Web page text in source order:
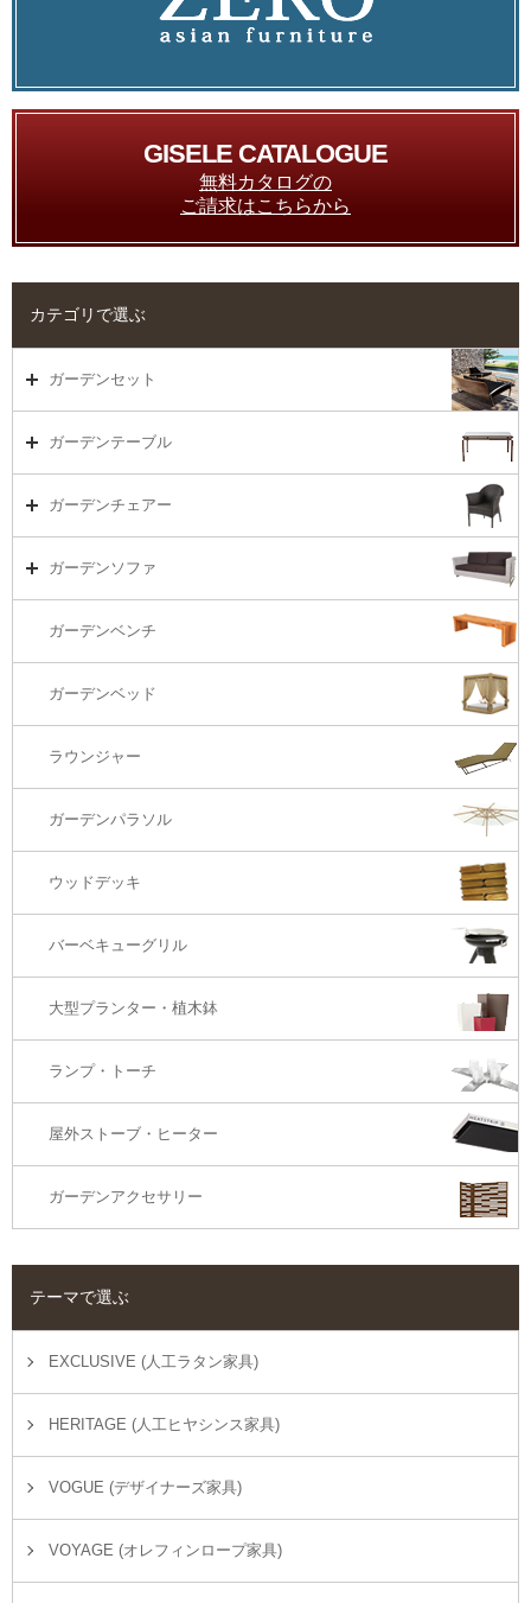
GISELE CATALOGUE
無料カタログの
ご請求はこちらから
カテゴリで選ぶ
ガーデンセット
ガーデンセット（海外在庫）
ラウンジ・ベッド
ガーデンテーブル
ガーデンテーブルTOP
コーヒーテーブル
カウンター・バーテーブル
ガーデンチェアー
ガーデンチェアーTOP
カウンター・バーチェアー
ガーデンソファ
ガーデンソファTOP
3Sソファ
オットマン・スツール
ガーデンベンチ
ガーデンベッド
ラウンジャー
ガーデンパラソル
ウッドデッキ
バーベキューグリル
大型プランター・植木鉢
ランプ・トーチ
屋外ストーブ・ヒーター
ガーデンアクセサリー
テーマで選ぶ
EXCLUSIVE (人工ラタン家具)
HERITAGE (人工ヒヤシンス家具)
VOGUE (デザイナーズ家具)
VOYAGE (オレフィンロープ家具)